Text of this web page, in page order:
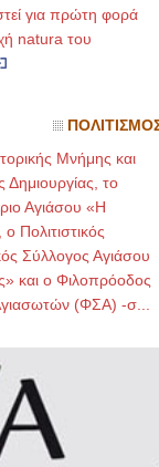
για πρώτη φορά
natura του
Μνήμης και
Δημιουργίας, το
Αγιάσου «Η
Πολιτιστικός
Σύλλογος Αγιάσου
και ο Φιλοπρόοδος
(ΦΣΑ) -σ...